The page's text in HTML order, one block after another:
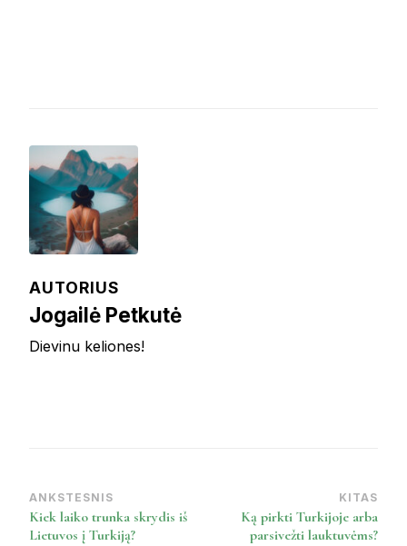
AUTORIUS
Jogailė Petkutė
Dievinu keliones!
Post
Navigation
ANKSTESNIS
Kiek laiko trunka skrydis iš
Lietuvos į Turkiją?
KITAS
Ką pirkti Turkijoje arba
parsivežti lauktuvėms?